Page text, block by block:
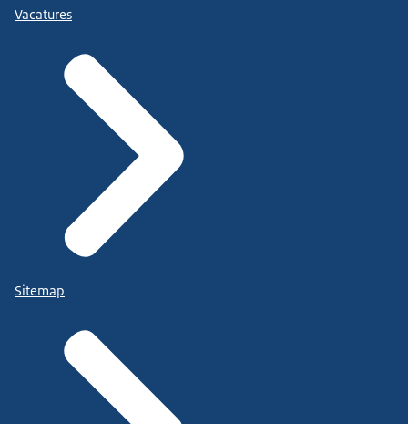
Vacatures
Sitemap